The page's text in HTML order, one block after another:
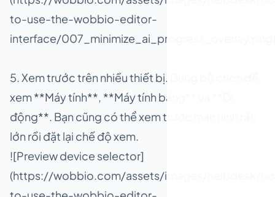
to-use-the-wobbio-editor-
interface/007_minimize_ai_progress_overlay.png)
5. Xem trước trên nhiều thiết bị. Dùng bộ chọn để
xem **Máy tính**, **Máy tính bảng** và **Di
động**. Bạn cũng có thể xem trước màn hình rất
lớn rồi đặt lại chế độ xem.
![Preview device selector]
(https://wobbio.com/assets/images/helpdesk/